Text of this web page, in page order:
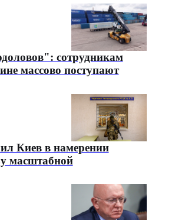
сотрудникам
массово поступают
Киев в намерении
масштабной